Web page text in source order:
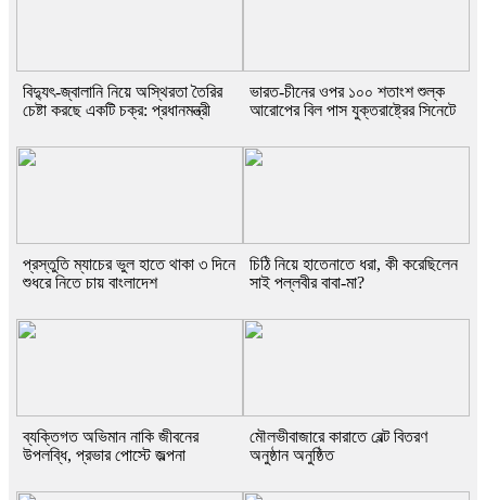
বিদ্যুৎ-জ্বালানি নিয়ে অস্থিরতা তৈরির
চেষ্টা করছে একটি চক্র: প্রধানমন্ত্রী
ভারত-চীনের ওপর ১০০ শতাংশ শুল্ক
আরোপের বিল পাস যুক্তরাষ্ট্রের সিনেটে
প্রস্তুতি ম্যাচের ভুল হাতে থাকা ৩ দিনে
শুধরে নিতে চায় বাংলাদেশ
চিঠি নিয়ে হাতেনাতে ধরা, কী করেছিলেন
সাই পল্লবীর বাবা-মা?
ব্যক্তিগত অভিমান নাকি জীবনের
উপলব্ধি, প্রভার পোস্টে জল্পনা
মৌলভীবাজারে কারাতে বেল্ট বিতরণ
অনুষ্ঠান অনুষ্ঠিত